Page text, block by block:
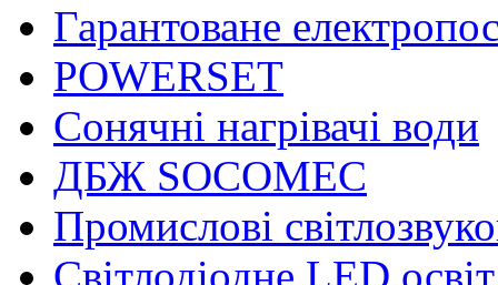
Гарантоване
POWERSET
Сонячні нагрівачі води
ДБЖ SOCOMEC
Промислові
Світлодіодне LED